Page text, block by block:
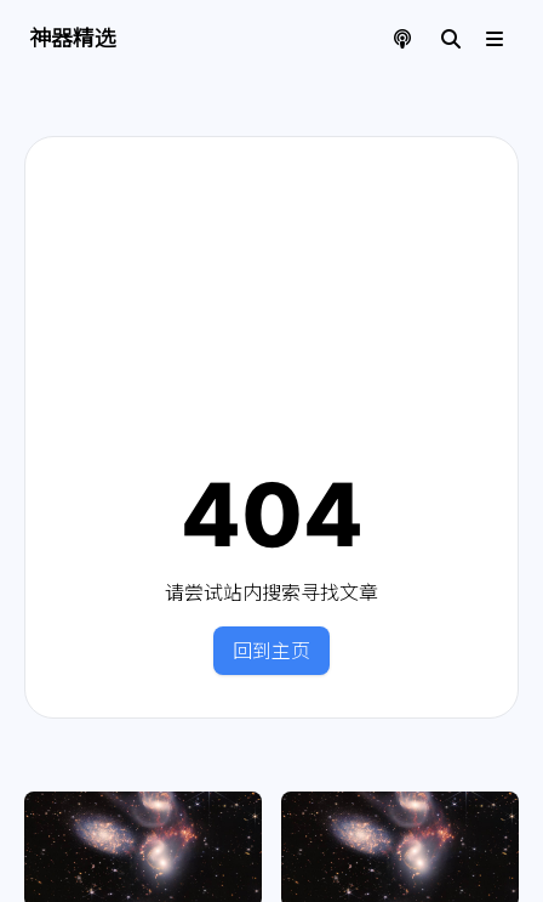
神器精选
404
请尝试站内搜索寻找文章
回到主页